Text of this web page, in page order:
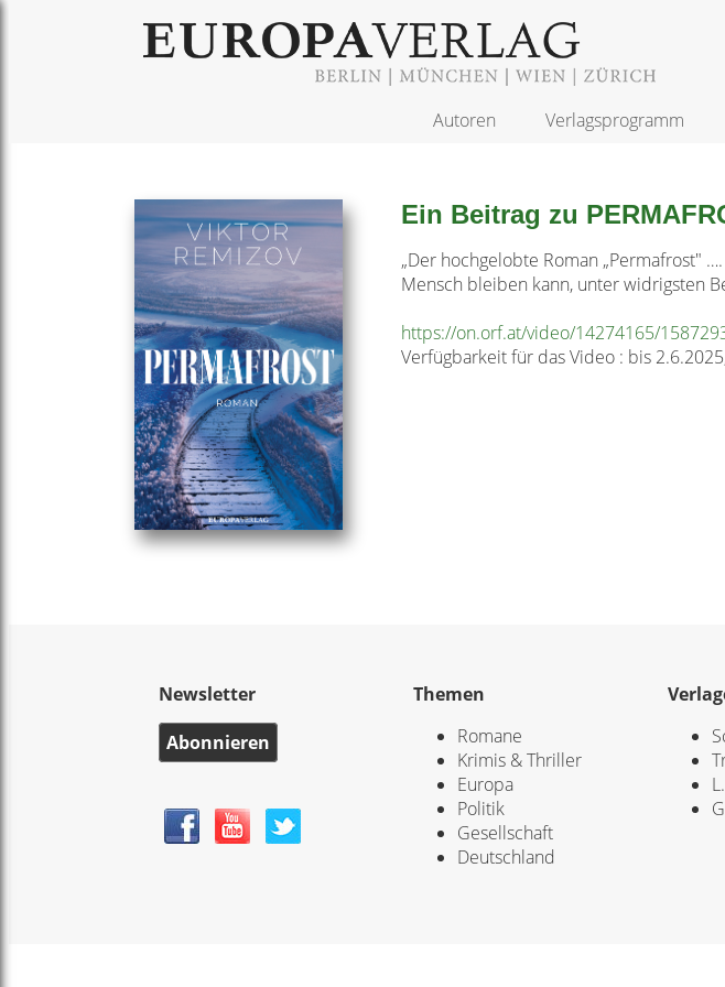
Autoren Verlagsprogramm
Ein Beitrag zu
„Der hochgelobte Roman „Permafrost"
Mensch bleiben kann, unter widrigsten
https://on.orf.at/video/14274165/
Verfügbarkeit für das Video : bis
Newsletter
Abonnieren
Themen
Romane
Krimis & Thriller
Europa
Politik
Gesellschaft
Deutschland